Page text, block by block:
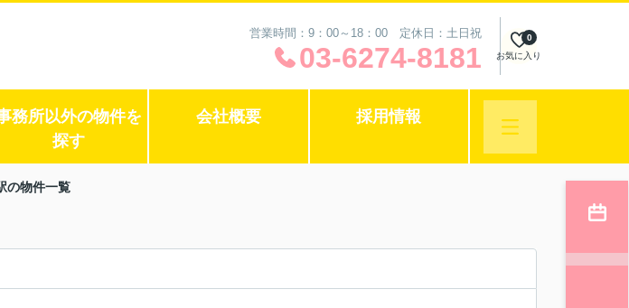
営業時間：9：00～18：00 定休日：土日祝
03-6274-8181 お気に入り
0
務所以外の物件を
探す
会社概要 採用情報
の物件一覧